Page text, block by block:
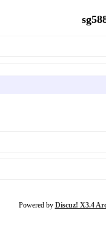
Powered by Discuz! X3.4